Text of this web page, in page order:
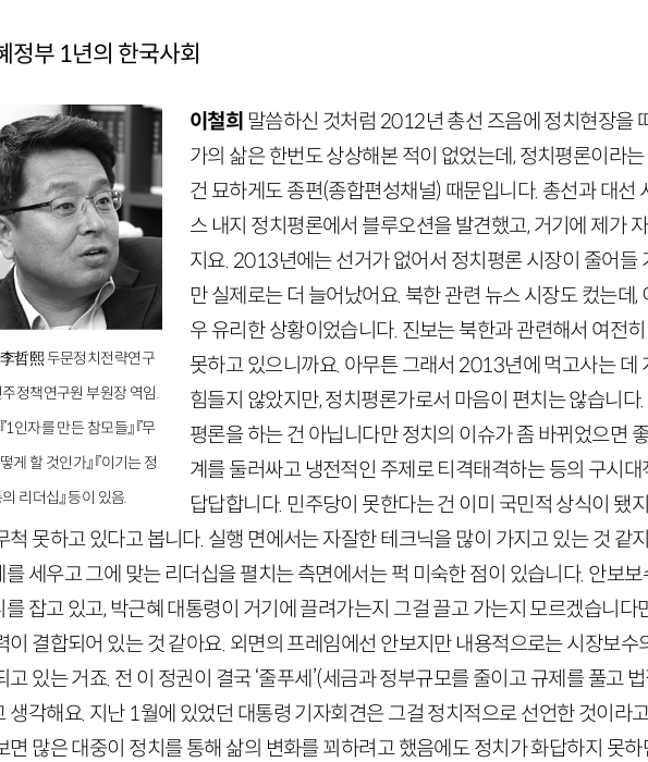
정부 1년의 한국사회
哲熙 두문정치전략연구
주정책연구원 부원장 역임.
1인자를 만든 참모들』 『무
게 할 것인가』 『이기는 정
리더십』 등이 있음.
이철희 말씀하신 것처럼 2012년 총선 즈음에 정치현장을
가의 삶은 한번도 상상해본 적이 없었는데, 정치평론이라
건 묘하게도 종편(종합편성채널) 때문입니다. 총선과 대선
스 내지 정치평론에서 블루오션을 발견했고, 거기에 제가
지요. 2013년에는 선거가 없어서 정치평론 시장이 줄어들
만 실제로는 더 늘어났어요. 북한 관련 뉴스 시장도 컸는데,
우 유리한 상황이었습니다. 진보는 북한과 관련해서 여전
못하고 있으니까요. 아무튼 그래서 2013년에 먹고사는 데
힘들지 않았지만, 정치평론가로서 마음이 편치는 않습니다
평론을 하는 건 아닙니다만 정치의 이슈가 좀 바뀌었으면
계를 둘러싸고 냉전적인 주제로 티격태격하는 등의 구시
답답합니다. 민주당이 못한다는 건 이미 국민적 상식이 됐
척 못하고 있다고 봅니다. 실행 면에서는 자잘한 테크닉을 많이 가지고 있는 것 같
세우고 그에 맞는 리더십을 펼치는 측면에서는 퍽 미숙한 점이 있습니다. 안보보
를 잡고 있고, 박근혜 대통령이 거기에 끌려가는지 그걸 끌고 가는지 모르겠습니다
이 결합되어 있는 것 같아요. 외면의 프레임에선 안보지만 내용적으로는 시장보수
고 있는 거죠. 전 이 정권이 결국 ‘줄푸세’(세금과 정부규모를 줄이고 규제를 풀고
생각해요. 지난 1월에 있었던 대통령 기자회견은 그걸 정치적으로 선언한 것이라
면 많은 대중이 정치를 통해 삶의 변화를 꾀하려고 했음에도 정치가 화답하지 못